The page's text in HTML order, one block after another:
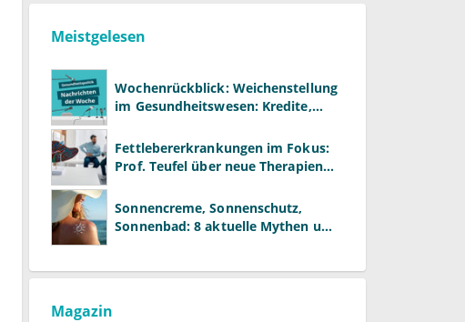
Meistgelesen
Wochenrückblick: Weichenstellung
im Gesundheitswesen: Kredite,
Fettlebererkrankungen im Fokus:
Prof. Teufel über neue Therapien
Sonnencreme, Sonnenschutz,
Sonnenbad: 8 aktuelle Mythen und
Magazin